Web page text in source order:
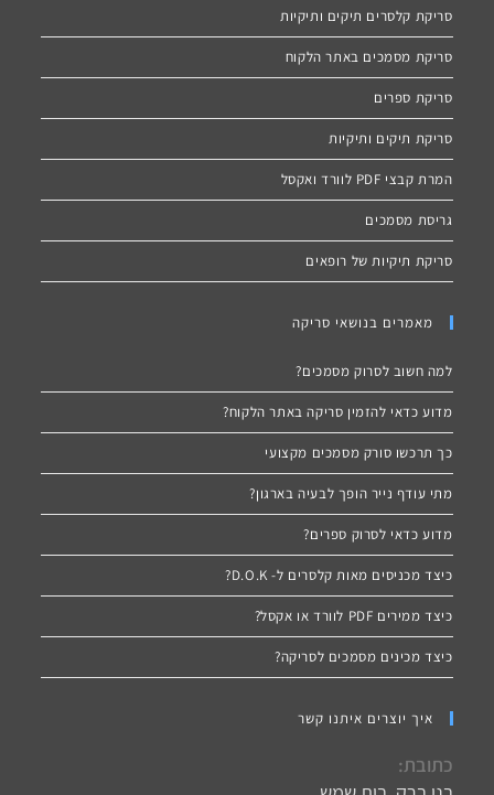
סריקת קלסרים תיקים ותיקיות
סריקת מסמכים באתר הלקוח
סריקת ספרים
סריקת תיקים ותיקיות
המרת קבצי PDF לוורד ואקסל
גריסת מסמכים
סריקת תיקיות של רופאים
מאמרים בנושאי סריקה
למה חשוב לסרוק מסמכים?
מדוע כדאי להזמין סריקה באתר הלקוח?
כך תרכשו סורק מסמכים מקצועי
מתי עודף נייר הופך לבעיה בארגון?
מדוע כדאי לסרוק ספרים?
כיצד מכניסים מאות קלסרים ל- D.O.K?
כיצד ממירים PDF לוורד או אקסל?
כיצד מכינים מסמכים לסריקה?
איך יוצרים איתנו קשר
כתובת: